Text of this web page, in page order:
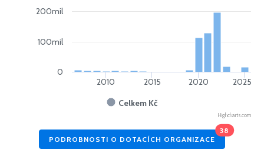
Celkem Kč
2010 2015 2020 2025
0
100mil
200mil
Highcharts.com
PODROBNOSTI O DOTACÍCH ORGANIZACE
38